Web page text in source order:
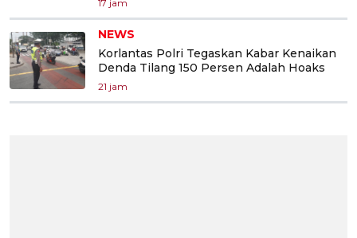
17 jam
NEWS
Korlantas Polri Tegaskan Kabar Kenaikan
Denda Tilang 150 Persen Adalah Hoaks
21 jam